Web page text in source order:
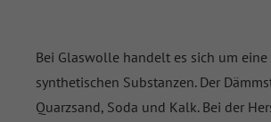
Bei Glaswolle handelt es sich um
synthetischen Substanzen. Der
Quarzsand, Soda und Kalk. Bei der